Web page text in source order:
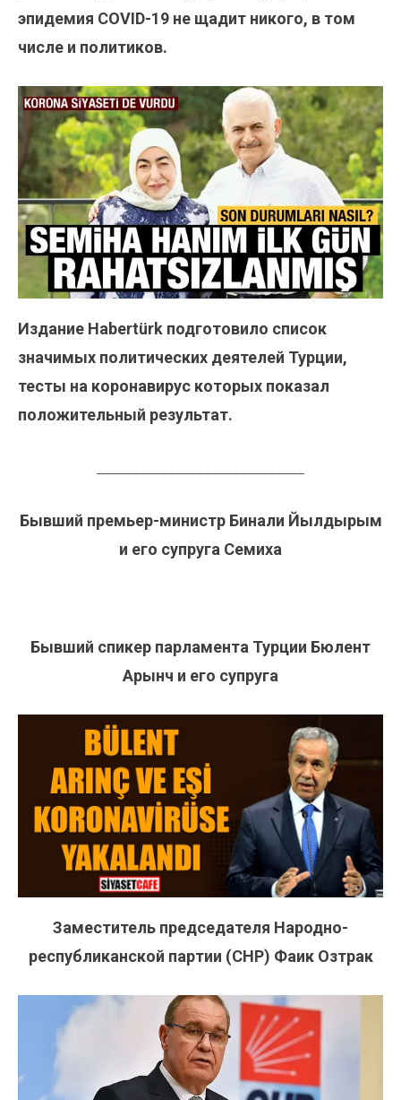
эпидемия COVID-19 не щадит никого, в том
числе и политиков.
Издание Habertürk подготовило список
значимых политических деятелей Турции,
тесты на коронавирус которых показал
положительный результат.
Бывший премьер-министр Бинали Йылдырым
и его супруга Семиха
Бывший спикер парламента Турции Бюлент
Арынч и его супруга
Заместитель председателя Народно-
республиканской партии (СНР) Фаик Озтрак